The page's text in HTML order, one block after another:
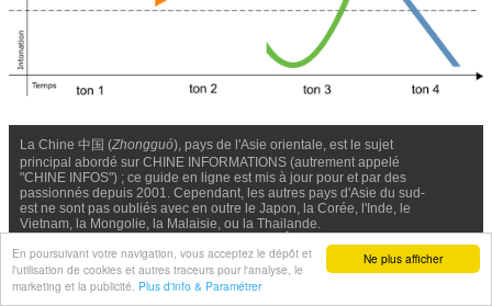
Ne plus afficher
En poursuivant votre navigation, vous acceptez le dépôt et
l'utilisation de cookies et autres traceurs pour l'analyse, le
marketing et la publicité. Plus d'info & Paramétrer
La Chine 中国 (Zhongguó), pays de l'Asie orientale, est le sujet
principal abordé sur CHINE INFORMATIONS (autrement appelé
"CHINE INFOS") ; ce guide en ligne est mis à jour pour et par des
passionnés depuis 2001. Cependant, les autres pays d'Asie du sud-
est ne sont pas oubliés avec en outre le Japon, la Corée, l'Inde, le
Vietnam, la Mongolie, la Malaisie, ou la Thailande.
Nous contacter-Facebook-Confidentialité & Cookies
© Chine Informations, 2026 - Tous droits réservés (depuis 2001)